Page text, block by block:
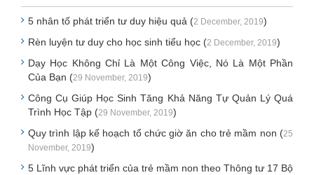
5 nhân tố phát triển tư duy hiệu quả (2 December, 2019)
Rèn luyện tư duy cho học sinh tiểu học (2 December, 2019)
Dạy Học Không Chỉ Là Một Công Việc, Nó Là Một Phần
Của Bạn (29 November, 2019)
Công Cụ Giúp Học Sinh Tăng Khả Năng Tự Quản Lý Quá
Trình Học Tập (29 November, 2019)
Quy trình lập kế hoạch tổ chức giờ ăn cho trẻ mầm non (25
November, 2019)
5 Lĩnh vực phát triển của trẻ mầm non theo Thông tư 17 Bộ